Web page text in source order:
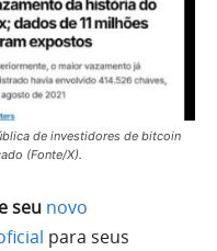
de investidores de bitcoin
(Fonte/X).
seu novo
para seus